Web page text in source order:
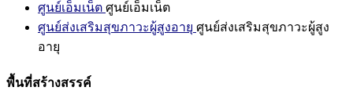
ศูนย์เอ็มเน็ต ศูนย์เอ็มเน็ต
ศูนย์ส่งเสริมสุขภาวะผู้สูงอายุ ศูนย์ส่งเสริมสุขภาวะผู้สูง
อายุ
พื้นที่สร้างสรรค์